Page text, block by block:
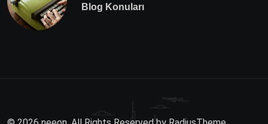
Blog Konuları